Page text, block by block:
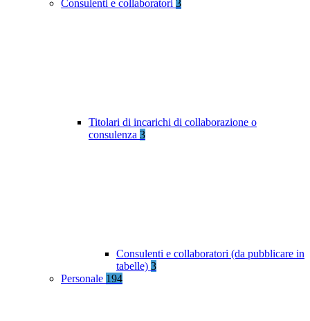
Consulenti e collaboratori 3
Titolari di incarichi di collaborazione o
consulenza 3
Consulenti e collaboratori (da pubblicare in
tabelle) 3
Personale 194